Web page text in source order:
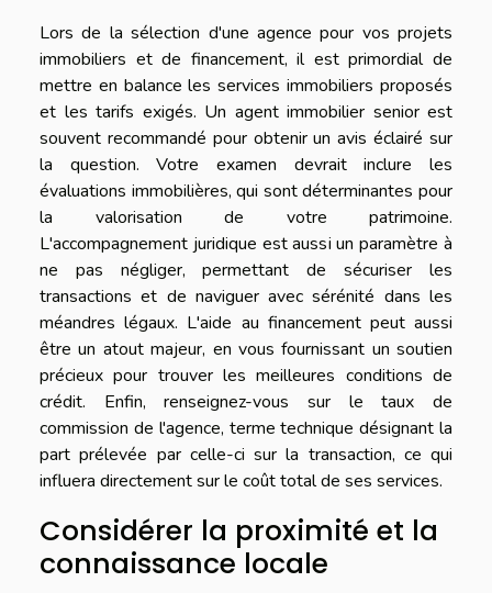
Lors de la sélection d'une agence pour vos projets
immobiliers et de financement, il est primordial de
mettre en balance les services immobiliers proposés
et les tarifs exigés. Un agent immobilier senior est
souvent recommandé pour obtenir un avis éclairé sur
la question. Votre examen devrait inclure les
évaluations immobilières, qui sont déterminantes pour
la valorisation de votre patrimoine.
L'accompagnement juridique est aussi un paramètre à
ne pas négliger, permettant de sécuriser les
transactions et de naviguer avec sérénité dans les
méandres légaux. L'aide au financement peut aussi
être un atout majeur, en vous fournissant un soutien
précieux pour trouver les meilleures conditions de
crédit. Enfin, renseignez-vous sur le taux de
commission de l'agence, terme technique désignant la
part prélevée par celle-ci sur la transaction, ce qui
influera directement sur le coût total de ses services.
Considérer la proximité et la
connaissance locale